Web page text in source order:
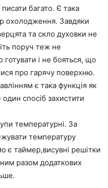
багато. Є така
охолодження. Завдяки
та скло духовки не
поруч теж не
готувати і не бояться, що
про гарячу поверхню.
є така функція як
спосіб захистити
температурні. За
температуру
є таймер,висувні решітки
разом додаткових